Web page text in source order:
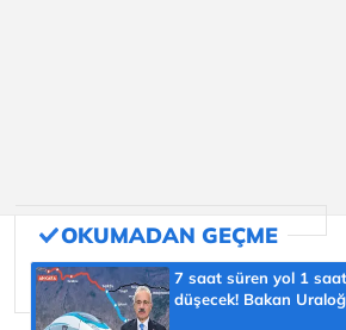
7 saat süren yol 1
düşecek! Bakan